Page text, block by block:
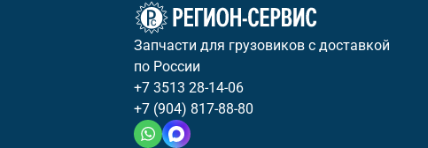
Запчасти для грузовиков с доставкой
по России
+7 3513 28-14-06
+7 (904) 817-88-80